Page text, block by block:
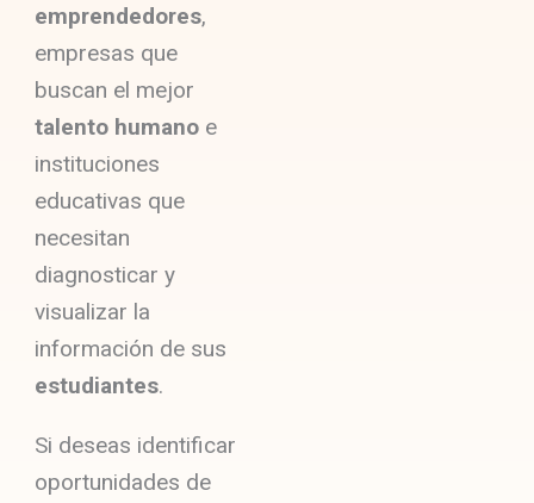
emprendedores,
empresas que
buscan el mejor
talento humano e
instituciones
educativas que
necesitan
diagnosticar y
visualizar la
información de sus
estudiantes.
Si deseas identificar
oportunidades de